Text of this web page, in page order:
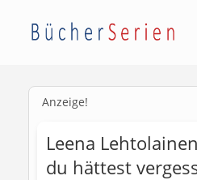
Anzeige!
Leena
du hättest